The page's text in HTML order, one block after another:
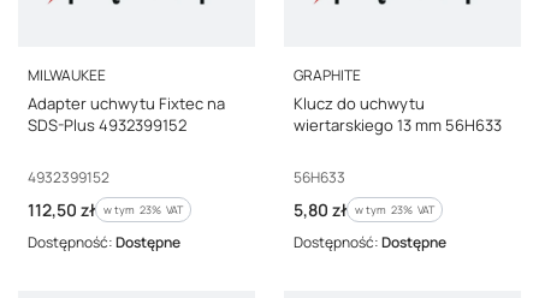
PRODUCENT
MILWAUKEE
Adapter uchwytu Fixtec na
SDS-Plus 4932399152
Kod producenta
4932399152
Cena brutto
112,50 zł w tym %s VAT
w tym 23% VAT
Dostępność:Dostępne
PRODUCENT
GRAPHITE
Klucz do uchwytu
wiertarskiego 13 mm 56H633
Kod producenta
56H633
Cena brutto
5,80 zł w tym %s VAT
w tym 23% VAT
Dostępność:Dostępne